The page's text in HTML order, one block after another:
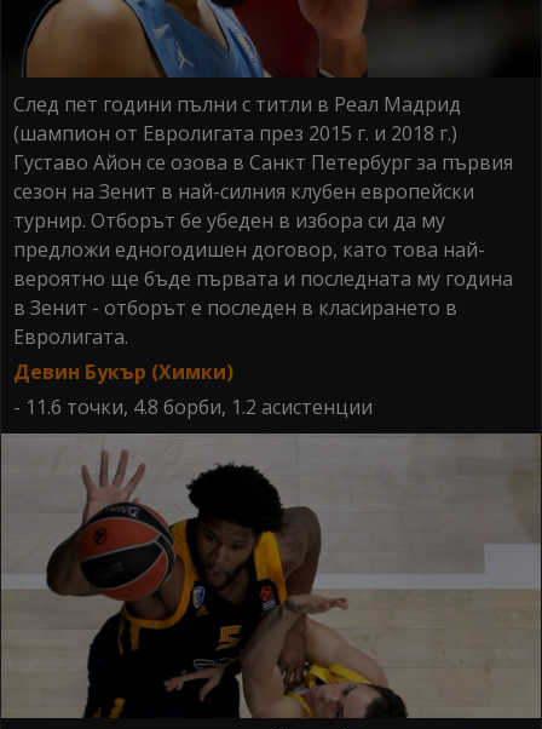
След пет години пълни с титли в Реал Мадрид
(шампион от Евролигата през 2015 г. и 2018 г.)
Густаво Айон се озова в Санкт Петербург за първия
сезон на Зенит в най-силния клубен европейски
турнир. Отборът бе убеден в избора си да му
предложи едногодишен договор, като това най-
вероятно ще бъде първата и последната му година
в Зенит - отборът е последен в класирането в
Евролигата.
Девин Букър (Химки)
- 11.6 точки, 4.8 борби, 1.2 асистенции